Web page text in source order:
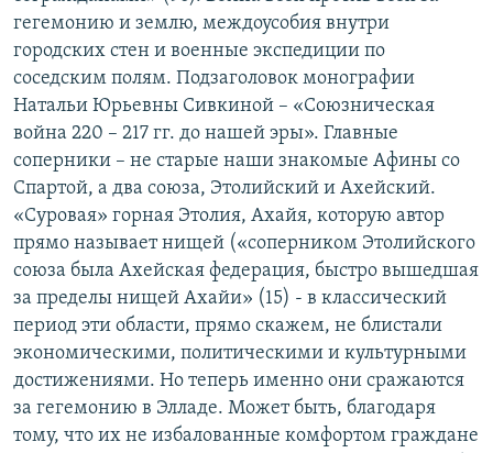
гегемонию и землю, междоусобия внутри
городских стен и военные экспедиции по
соседским полям. Подзаголовок монографии
Натальи Юрьевны Сивкиной – «Союзническая
война 220 – 217 гг. до нашей эры». Главные
соперники – не старые наши знакомые Афины со
Спартой, а два союза, Этолийский и Ахейский.
«Суровая» горная Этолия, Ахайя, которую автор
прямо называет нищей («соперником Этолийского
союза была Ахейская федерация, быстро вышедшая
за пределы нищей Ахайи» (15) - в классический
период эти области, прямо скажем, не блистали
экономическими, политическими и культурными
достижениями. Но теперь именно они сражаются
за гегемонию в Элладе. Может быть, благодаря
тому, что их не избалованные комфортом граждане